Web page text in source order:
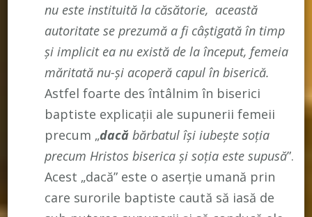
nu este instituită la căsătorie, această
autoritate se prezumă a fi câștigată în timp
și implicit ea nu există de la început, femeia
măritată nu-și acoperă capul în biserică.
Astfel foarte des întâlnim în biserici
baptiste explicații ale supunerii femeii
precum „dacăbărbatul își iubește soția
precum Hristos biserica și soția este supusă”.
Acest „dacă” este o aserție umană prin
care surorile baptiste caută să iasă de